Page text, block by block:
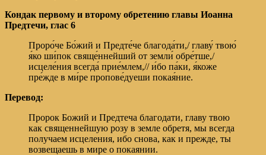
Кондак первому и второму обретению главы Иоанна
Предтечи, глас 6
Проро́че Бо́жий и Предте́че благода́ти,/ главу́ твою́
я́ко ши́пок свяще́ннейший от земли́ обре́тше,/
исцеле́ния всегда́ прие́млем,// и́бо па́ки, я́коже
пре́жде в ми́ре пропове́дуеши покая́ние.
Перевод:
Пророк Божий и Предтеча благодати, главу твою
как священнейшую розу в земле обретя, мы всегда
получаем исцеления, ибо снова, как и прежде, ты
возвещаешь в мире о покаянии.